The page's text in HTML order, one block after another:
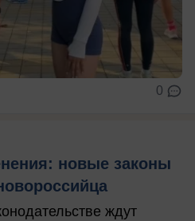
0
новые законы
ждут